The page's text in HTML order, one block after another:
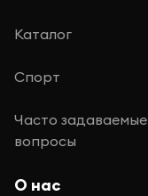
Каталог
Спорт
Часто задаваемые
вопросы
О нас